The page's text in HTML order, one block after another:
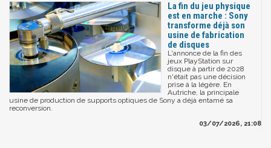
La fin du jeu physique
est en marche : Sony
transforme déjà son
usine de fabrication
de disques
L'annonce de la fin des
jeux PlayStation sur
disque à partir de 2028
n'était pas une décision
prise à la légère. En
Autriche, la principale
usine de production de supports optiques de Sony a déjà entamé sa
reconversion.
03/07/2026, 21:08